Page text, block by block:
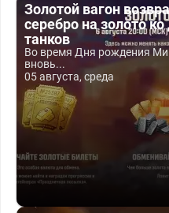
Золотой вагон
серебро на золото
танков
Во время Дня рождения
вновь...
05 августа, среда